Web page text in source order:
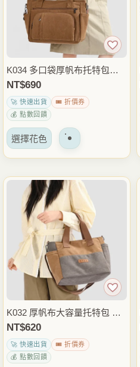
可
產
頁
上
擇
K034 多口袋厚帆布托特包｜A
4大容量手提肩背通勤包
NT$690
🚀 快速出貨
🎟️ 折價券
💰 點數回饋
選擇花色 該
有
多
種
變
體。
可
以
在
產
頁
上
K032 厚帆布大容量托特包 復
古拼色手提包 肩背包 通勤包 A
4文件外出包
NT$620
🚀 快速出貨
🎟️ 折價券
💰 點數回饋